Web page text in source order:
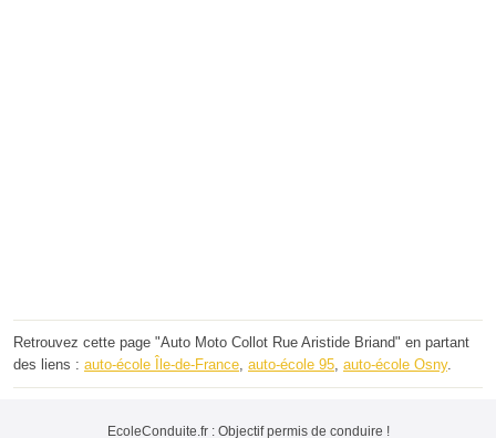
Retrouvez cette page "Auto Moto Collot Rue Aristide Briand" en partant
des liens : auto-école Île-de-France, auto-école 95, auto-école Osny.
EcoleConduite.fr : Objectif permis de conduire !